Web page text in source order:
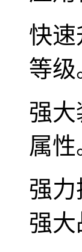
快
等级
强
属性
强
强大